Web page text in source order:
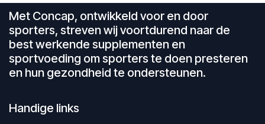
Met Concap, ontwikkeld voor en door
sporters, streven wij voortdurend naar de
best werkende supplementen en
sportvoeding om sporters te doen presteren
en hun gezondheid te ondersteunen.
Handige links